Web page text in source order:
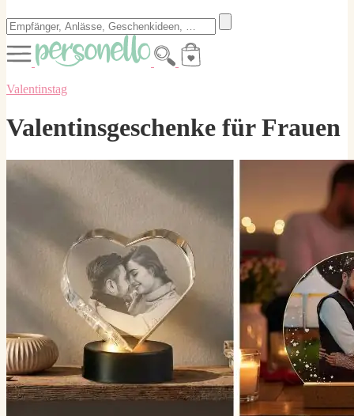
Valentinstag
Valentinsgeschenke für Frauen